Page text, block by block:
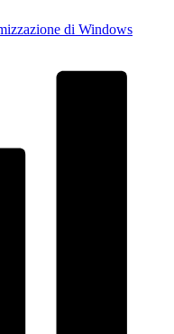
di Windows